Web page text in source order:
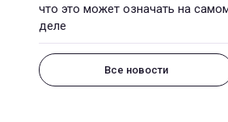
что это может означать на
деле
Все новости